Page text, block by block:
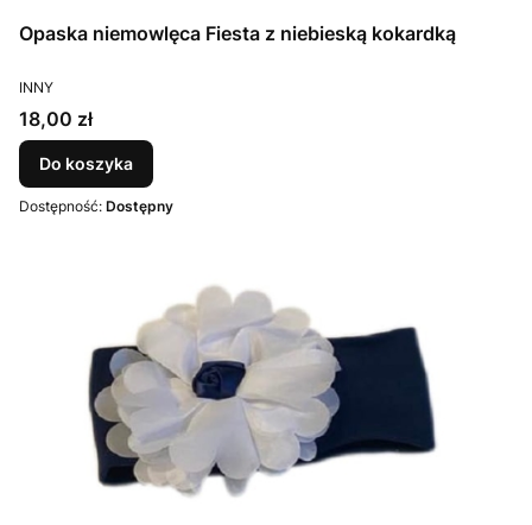
Opaska niemowlęca Fiesta z niebieską kokardką
PRODUCENT
INNY
Cena
18,00 zł
Do koszyka
Dostępność: Dostępny